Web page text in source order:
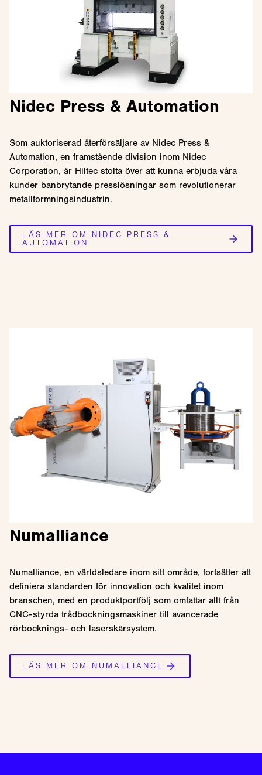
Nidec Press & Automation
Som auktoriserad återförsäljare av Nidec Press &
Automation, en framstående division inom Nidec
Corporation, är Hiltec stolta över att kunna erbjuda våra
kunder banbrytande presslösningar som revolutionerar
metallformningsindustrin.
LÄS MER OM NIDEC PRESS &
AUTOMATION
Numalliance
Numalliance, en världsledare inom sitt område, fortsätter att
definiera standarden för innovation och kvalitet inom
branschen, med en produktportfölj som omfattar allt från
CNC-styrda trådbockningsmaskiner till avancerade
rörbocknings- och laserskärsystem.
LÄS MER OM NUMALLIANCE